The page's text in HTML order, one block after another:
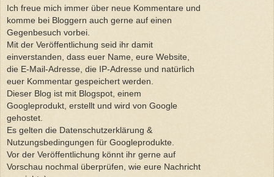
Ich freue mich immer über neue Kommentare und
komme bei Bloggern auch gerne auf einen
Gegenbesuch vorbei.
Mit der Veröffentlichung seid ihr damit
einverstanden, dass euer Name, eure Website,
die E-Mail-Adresse, die IP-Adresse und natürlich
euer Kommentar gespeichert werden.
Dieser Blog ist mit Blogspot, einem
Googleprodukt, erstellt und wird von Google
gehostet.
Es gelten die Datenschutzerklärung &
Nutzungsbedingungen für Googleprodukte.
Vor der Veröffentlichung könnt ihr gerne auf
Vorschau nochmal überprüfen, wie eure Nachricht